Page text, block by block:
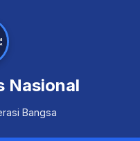
Nasional
Bangsa